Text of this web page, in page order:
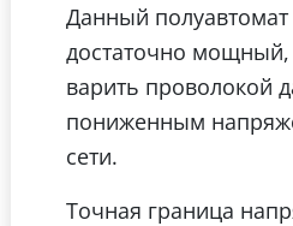
Данный полуавтомат
достаточно
варить проволокой
пониженным
сети.
Точная граница